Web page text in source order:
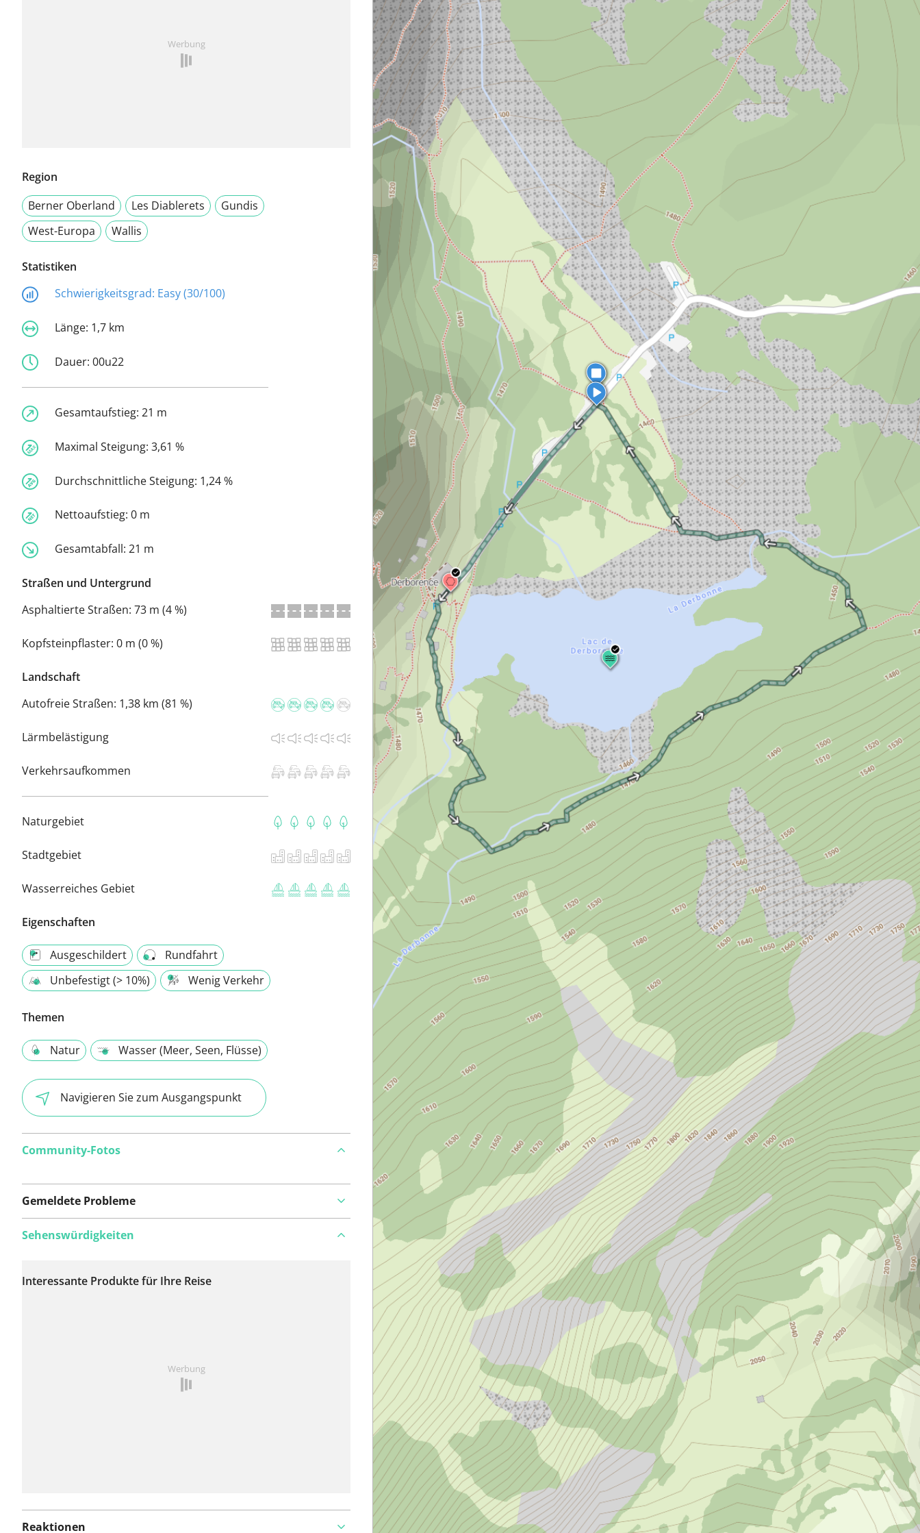
Werbung
Region
Berner Oberland
Les Diablerets
Gundis
West-Europa
Wallis
Statistiken
Schwierigkeitsgrad: Easy (30/100)
Länge: 1,7 km
Dauer: 00u22
Gesamtaufstieg: 21 m
Maximal Steigung: 3,61 %
Durchschnittliche Steigung: 1,24 %
Nettoaufstieg: 0 m
Gesamtabfall: 21 m
Straßen und Untergrund
Asphaltierte Straßen: 73 m (4 %)
Kopfsteinpflaster: 0 m (0 %)
Landschaft
Autofreie Straßen: 1,38 km (81 %)
Lärmbelästigung
Verkehrsaufkommen
Naturgebiet
Stadtgebiet
Wasserreiches Gebiet
Eigenschaften
Ausgeschildert
Rundfahrt
Unbefestigt (> 10%)
Wenig Verkehr
Themen
Natur Wasser (Meer, Seen, Flüsse)
Navigieren Sie zum Ausgangspunkt
Community-Fotos
Gemeldete Probleme
wurden bisher keine
Sehenswürdigkeiten
Interessante Produkte für Ihre Reise
Werbung
Reaktionen